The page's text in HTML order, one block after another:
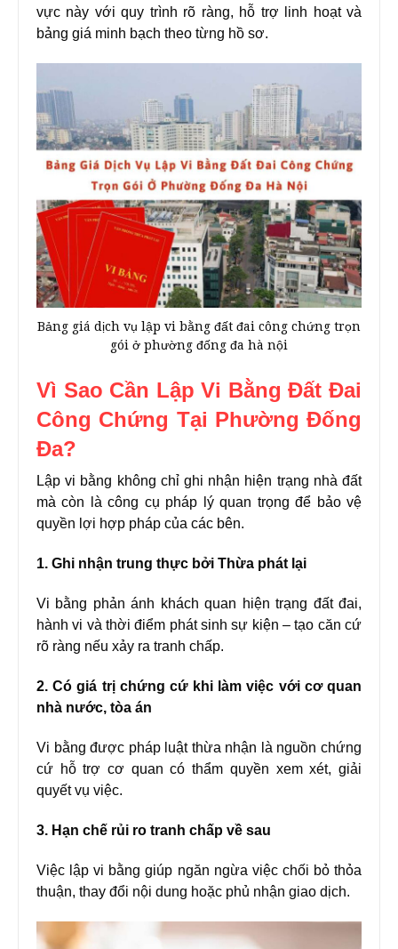
vực này với quy trình rõ ràng, hỗ trợ linh hoạt và
bảng giá minh bạch theo từng hồ sơ.
Bảng giá dịch vụ lập vi bằng đất đai công chứng trọn
gói ở phường đống đa hà nội
Vì Sao Cần Lập Vi Bằng Đất Đai
Công Chứng Tại Phường Đống
Đa?
Lập vi bằng không chỉ ghi nhận hiện trạng nhà đất
mà còn là công cụ pháp lý quan trọng để bảo vệ
quyền lợi hợp pháp của các bên.
1. Ghi nhận trung thực bởi Thừa phát lại
Vi bằng phản ánh khách quan hiện trạng đất đai,
hành vi và thời điểm phát sinh sự kiện – tạo căn cứ
rõ ràng nếu xảy ra tranh chấp.
2. Có giá trị chứng cứ khi làm việc với cơ quan
nhà nước, tòa án
Vi bằng được pháp luật thừa nhận là nguồn chứng
cứ hỗ trợ cơ quan có thẩm quyền xem xét, giải
quyết vụ việc.
3. Hạn chế rủi ro tranh chấp về sau
Việc lập vi bằng giúp ngăn ngừa việc chối bỏ thỏa
thuận, thay đổi nội dung hoặc phủ nhận giao dịch.